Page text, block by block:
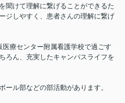
聞けて理解に繋げることができるた
ジしやすく、患者さんの理解に繋げ
療センター附属看護学校で過ごす
ろん、充実したキャンパスライフを
ール部などの部活動があります。